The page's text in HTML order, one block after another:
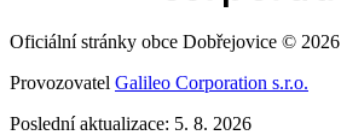
Oficiální stránky obce Dobřejovice © 2026
Provozovatel Galileo Corporation s.r.o.
Poslední aktualizace: 5. 8. 2026